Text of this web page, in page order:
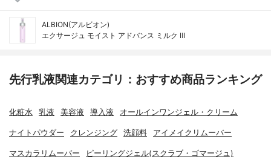
ALBION(アルビオン)
エクサージュ モイスト アドバンス ミルク Ⅲ
先行乳液関連カテゴリ：おすすめ商品ランキング
化粧水 乳液 美容液 導入液 オールインワンジェル・クリーム
ナイトパウダー クレンジング 洗顔料 アイメイクリムーバー
マスカラリムーバー ピーリングジェル(スクラブ・ゴマージュ)